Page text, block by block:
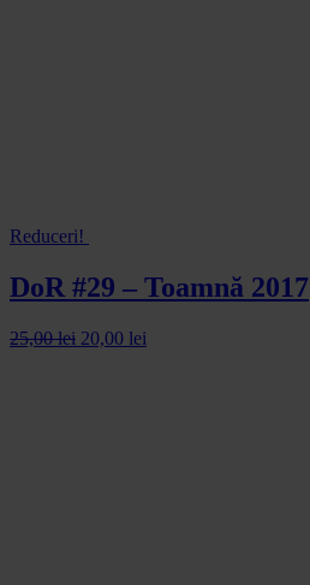
Reduceri!
DoR #29 – Toamnă 2017
25,00lei 20,00 lei